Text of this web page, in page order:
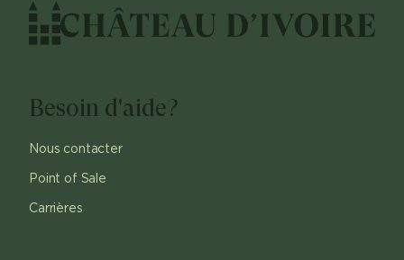
Besoin d'aide?
Nous contacter
Point of Sale
Carrières